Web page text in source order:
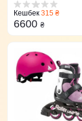
Кешбек 315 ₴
6600 ₴